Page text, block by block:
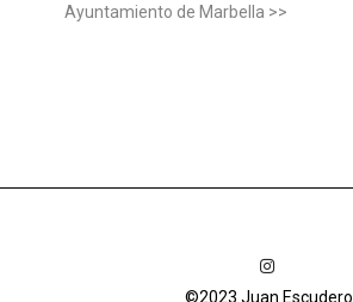
Ayuntamiento de Marbella >>
©2023 Juan Escudero